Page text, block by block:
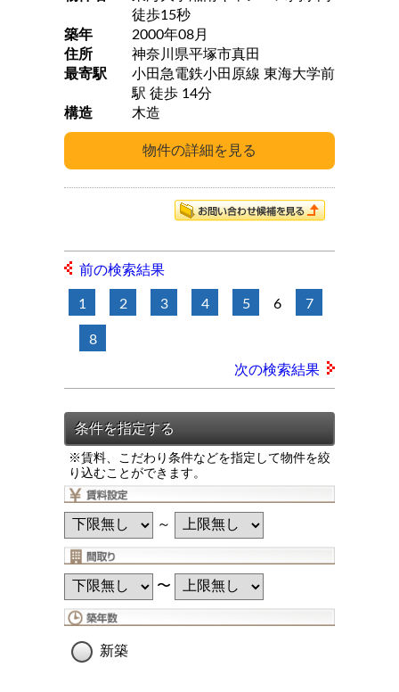
徒歩15秒
築年
2000年08月
住所
神奈川県平塚市真田
最寄駅
小田急電鉄小田原線 東海大学前
駅 徒歩 14分
構造
木造
前の検索結果
1 2 3 4 5 6 7
8
次の検索結果
※賃料、こだわり条件などを指定して物件を絞
り込むことができます。
～
〜
新築